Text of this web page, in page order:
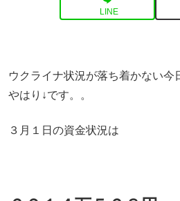
LINE
ウクライナ状況が落ち着かない今
やはり↓です。。
３月１日の資金状況は